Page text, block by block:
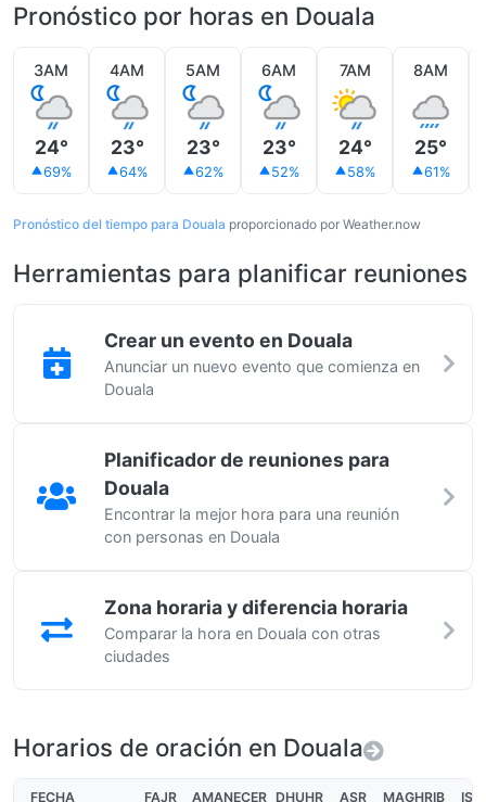
Pronóstico por horas en Douala
3AM
24°
69%
4AM
23°
64%
5AM
23°
62%
6AM
23°
52%
7AM
24°
58%
8AM
25°
61%
Pronóstico del tiempo para Douala proporcionado por Weather.now
Herramientas para planificar reuniones
Crear un evento en Douala
Anunciar un nuevo evento que comienza en
Douala
Planificador de reuniones para
Douala
Encontrar la mejor hora para una reunión
con personas en Douala
Zona horaria y diferencia horaria
Comparar la hora en Douala con otras
ciudades
Horarios de oración en Douala
FECHA FAJR AMANECER DHUHR ASR MAGHRIB